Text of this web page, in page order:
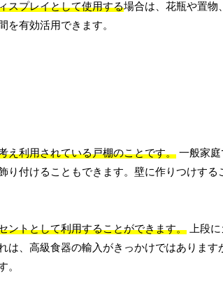
スプレイとして使用する場合は、花瓶や置物
を有効活用できます。
え利用されている戸棚のことです。 一般家
付けることもできます。壁に作りつけする
ントとして利用することができます。 上段
、高級食器の輸入がきっかけではあります
。